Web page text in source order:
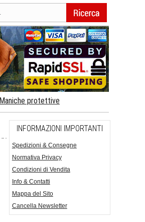
Maniche protettive
INFORMAZIONI IMPORTANTI
Spedizioni & Consegne
Normativa Privacy
Condizioni di Vendita
Info & Contatti
Mappa del Sito
Cancella Newsletter